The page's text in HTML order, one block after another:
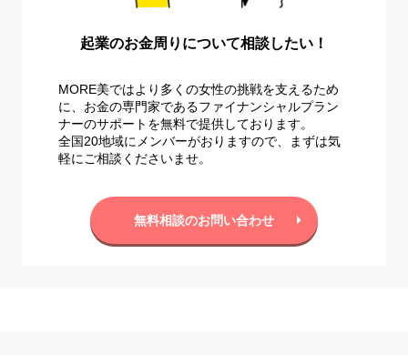
起業のお金周りについて相談したい！
MORE美ではより多くの女性の挑戦を支えるため
に、お金の専門家であるファイナンシャルプラン
ナーのサポートを無料で提供しております。
全国20地域にメンバーがおりますので、まずは気
軽にご相談くださいませ。
無料相談のお問い合わせ